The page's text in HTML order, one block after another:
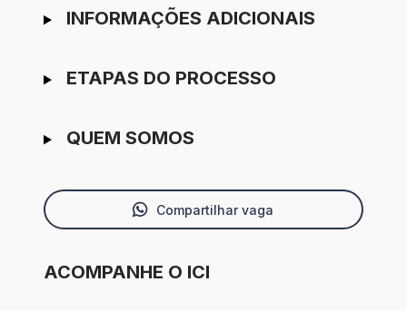
INFORMAÇÕES ADICIONAIS
ETAPAS DO PROCESSO
QUEM SOMOS
Compartilhar vaga
ACOMPANHE O ICI